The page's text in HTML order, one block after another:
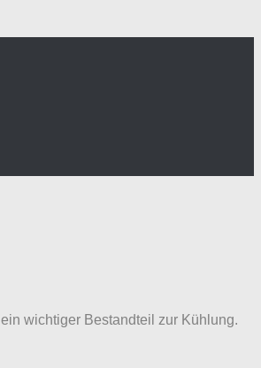
wichtiger Bestandteil zur Kühlung.